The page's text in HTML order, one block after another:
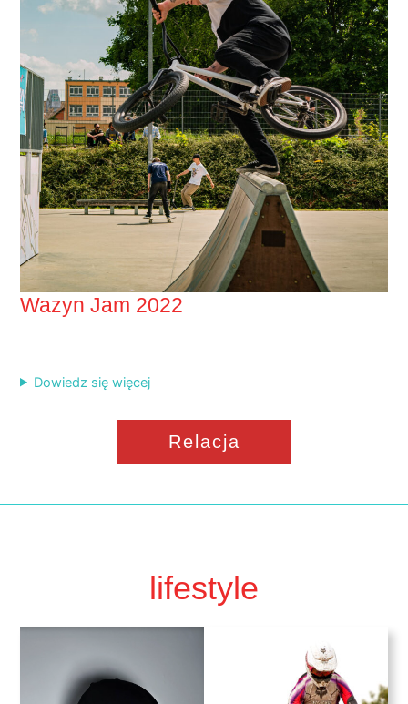
Wazyn Jam 2022
Dowiedz się więcej
Relacja
lifestyle